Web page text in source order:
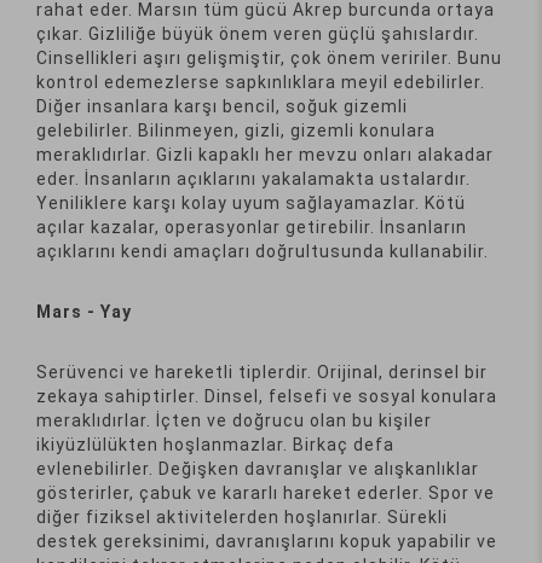
rahat eder. Marsın tüm gücü Akrep burcunda ortaya
çıkar. Gizliliğe büyük önem veren güçlü şahıslardır.
Cinsellikleri aşırı gelişmiştir, çok önem veririler. Bunu
kontrol edemezlerse sapkınlıklara meyil edebilirler.
Diğer insanlara karşı bencil, soğuk gizemli
gelebilirler. Bilinmeyen, gizli, gizemli konulara
meraklıdırlar. Gizli kapaklı her mevzu onları alakadar
eder. İnsanların açıklarını yakalamakta ustalardır.
Yeniliklere karşı kolay uyum sağlayamazlar. Kötü
açılar kazalar, operasyonlar getirebilir. İnsanların
açıklarını kendi amaçları doğrultusunda kullanabilir.
Mars - Yay
Serüvenci ve hareketli tiplerdir. Orijinal, derinsel bir
zekaya sahiptirler. Dinsel, felsefi ve sosyal konulara
meraklıdırlar. İçten ve doğrucu olan bu kişiler
ikiyüzlülükten hoşlanmazlar. Birkaç defa
evlenebilirler. Değişken davranışlar ve alışkanlıklar
gösterirler, çabuk ve kararlı hareket ederler. Spor ve
diğer fiziksel aktivitelerden hoşlanırlar. Sürekli
destek gereksinimi, davranışlarını kopuk yapabilir ve